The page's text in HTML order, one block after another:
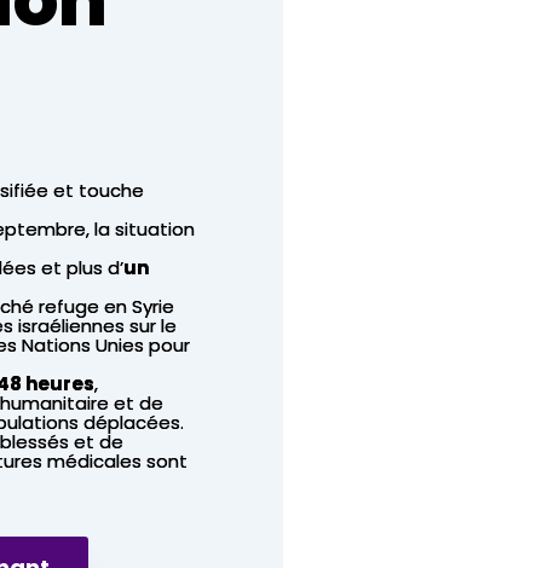
et touche
la situation
et plus d’un
refuge en Syrie
israéliennes sur le
Nations Unies pour
heures,
et de
déplacées.
et de
médicales sont